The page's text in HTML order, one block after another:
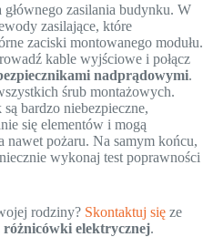
głównego zasilania budynku. W
zasilające, które
zaciski montowanego modułu.
kable wyjściowe i połącz
nadprądowymi.
śrub montażowych.
są bardzo niebezpieczne,
się elementów i mogą
nawet pożaru. Na samym końcu,
wykonaj test poprawności
rodziny? Skontaktuj się ze
różnicówki elektrycznej.